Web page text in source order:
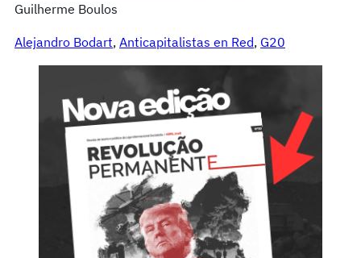
Guilherme Boulos
Alejandro Bodart, Anticapitalistas en Red, G20